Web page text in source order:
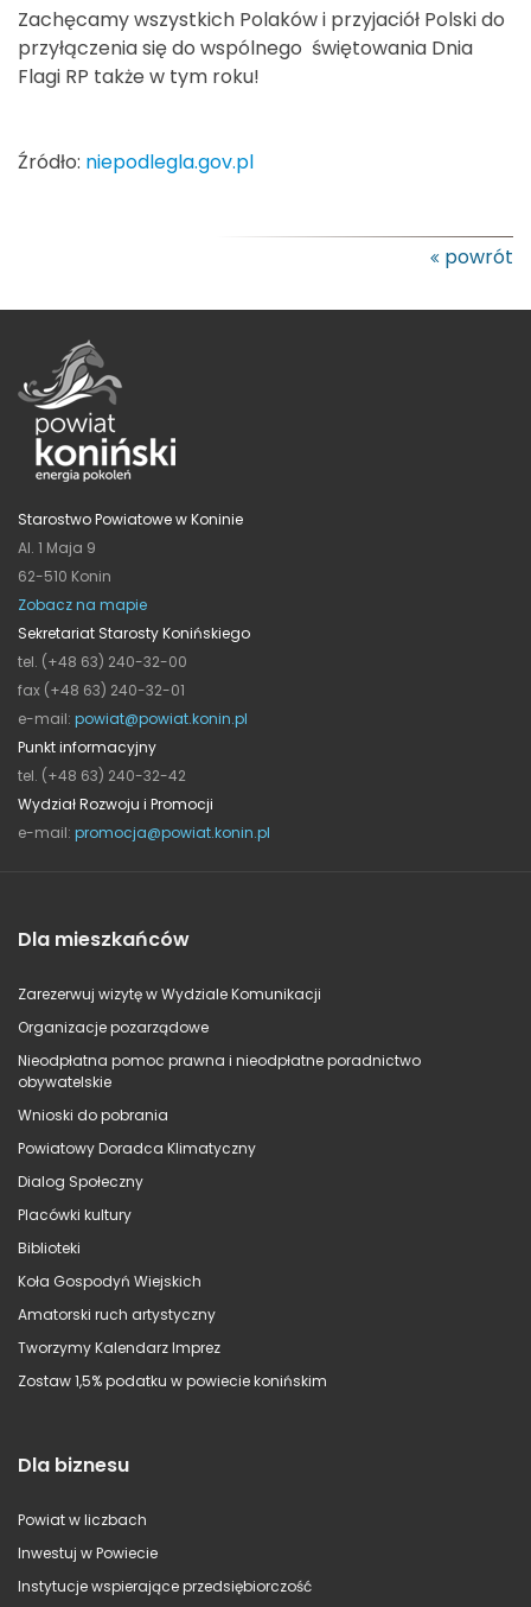
Zachęcamy wszystkich Polaków i przyjaciół Polski do
przyłączenia się do wspólnego świętowania Dnia
Flagi RP także w tym roku!
Źródło: niepodlegla.gov.pl
powrót
Starostwo Powiatowe w Koninie
Al. 1 Maja 9
62-510 Konin
Zobacz na mapie
Sekretariat Starosty Konińskiego
tel. (+48 63) 240-32-00
fax (+48 63) 240-32-01
e-mail: powiat@powiat.konin.pl
Punkt informacyjny
tel. (+48 63) 240-32-42
Wydział Rozwoju i Promocji
e-mail: promocja@powiat.konin.pl
Dla mieszkańców
Zarezerwuj wizytę w Wydziale Komunikacji
Organizacje pozarządowe
Nieodpłatna pomoc prawna i nieodpłatne poradnictwo
obywatelskie
Wnioski do pobrania
Powiatowy Doradca Klimatyczny
Dialog Społeczny
Placówki kultury
Biblioteki
Koła Gospodyń Wiejskich
Amatorski ruch artystyczny
Tworzymy Kalendarz Imprez
Zostaw 1,5% podatku w powiecie konińskim
Dla biznesu
Powiat w liczbach
Inwestuj w Powiecie
Instytucje wspierające przedsiębiorczość